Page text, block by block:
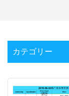
カテゴリー